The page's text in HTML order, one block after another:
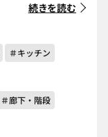
続きを読む
＃キッチン
＃廊下・階段